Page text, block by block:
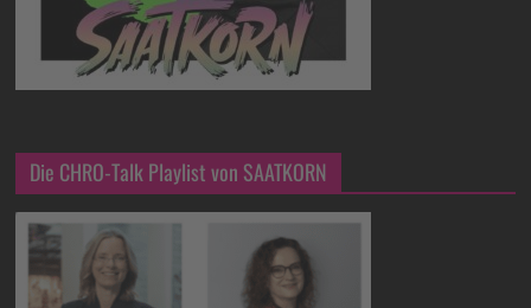
Die CHRO-Talk Playlist von SAATKORN